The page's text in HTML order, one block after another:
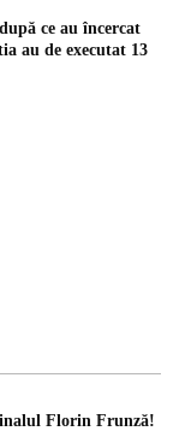
ce au încercat
au de executat 13
Florin Frunză!